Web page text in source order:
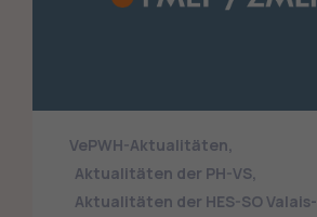
VePWH-Aktualitäten,
Aktualitäten der PH-VS,
Aktualitäten der HES-SO Valais-